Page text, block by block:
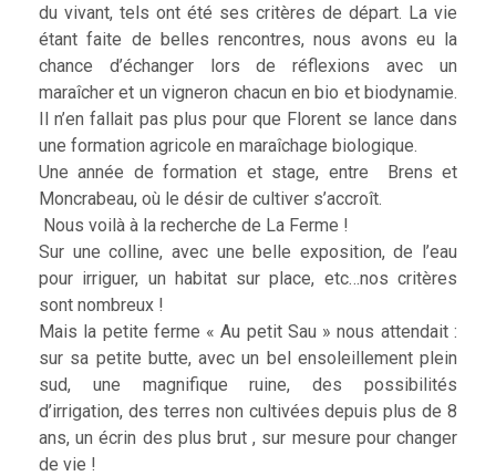
du vivant, tels ont été ses critères de départ. La vie
étant faite de belles rencontres, nous avons eu la
chance d’échanger lors de réflexions avec un
maraîcher et un vigneron chacun en bio et biodynamie.
Il n’en fallait pas plus pour que Florent se lance dans
une formation agricole en maraîchage biologique.
Une année de formation et stage, entre Brens et
Moncrabeau, où le désir de cultiver s’accroît.
Nous voilà à la recherche de La Ferme !
Sur une colline, avec une belle exposition, de l’eau
pour irriguer, un habitat sur place, etc…nos critères
sont nombreux !
Mais la petite ferme « Au petit Sau » nous attendait :
sur sa petite butte, avec un bel ensoleillement plein
sud, une magnifique ruine, des possibilités
d’irrigation, des terres non cultivées depuis plus de 8
ans, un écrin des plus brut , sur mesure pour changer
de vie !